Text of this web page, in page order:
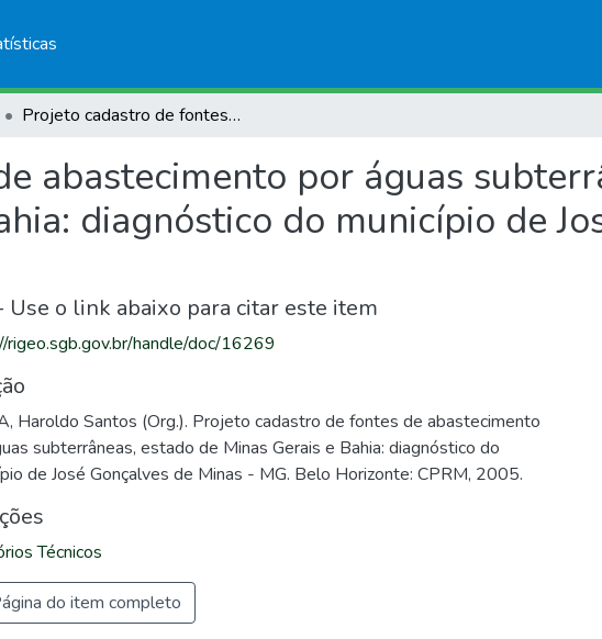
Projeto cadastro de fontes de abastecimento por águas subterrâneas, estado de Minas Gerais e Bahia: diagnóstico do município de José Gonçalves de Minas - MG
abastecimento por águas
diagnóstico do município de
Use o link abaixo para citar este item
rigeo.sgb.gov.br/handle/doc/16269
Haroldo Santos (Org.). Projeto cadastro de fontes de abastecimento
subterrâneas, estado de Minas Gerais e Bahia: diagnóstico do
de José Gonçalves de Minas - MG. Belo Horizonte: CPRM, 2005.
Técnicos
do item completo